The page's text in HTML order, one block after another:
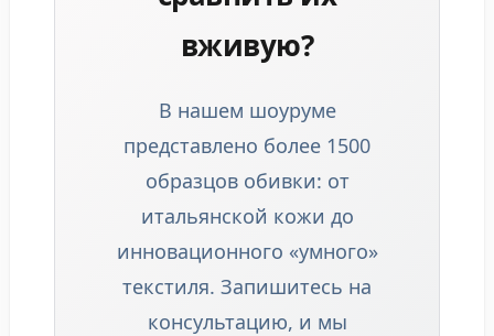
вживую?
В нашем шоуруме
представлено более 1500
образцов обивки: от
итальянской кожи до
инновационного «умного»
текстиля. Запишитесь на
консультацию, и мы